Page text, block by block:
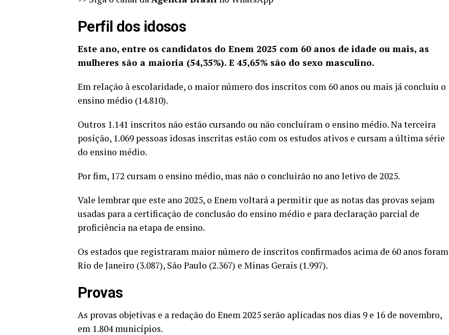
Perfil dos idosos
Este ano, entre os candidatos do Enem 2025 com 60 anos de idade ou mais, as
mulheres são a maioria (54,35%). E 45,65% são do sexo masculino.
Em relação à escolaridade, o maior número dos inscritos com 60 anos ou mais já concluiu o
ensino médio (14.810).
Outros 1.141 inscritos não estão cursando ou não concluíram o ensino médio. Na terceira
posição, 1.069 pessoas idosas inscritas estão com os estudos ativos e cursam a última série
do ensino médio.
Por fim, 172 cursam o ensino médio, mas não o concluirão no ano letivo de 2025.
Vale lembrar que este ano 2025, o Enem voltará a permitir que as notas das provas sejam
usadas para a certificação de conclusão do ensino médio e para declaração parcial de
proficiência na etapa de ensino.
Os estados que registraram maior número de inscritos confirmados acima de 60 anos foram
Rio de Janeiro (3.087), São Paulo (2.367) e Minas Gerais (1.997).
Provas
As provas objetivas e a redação do Enem 2025 serão aplicadas nos dias 9 e 16 de novembro,
em 1.804 municípios.